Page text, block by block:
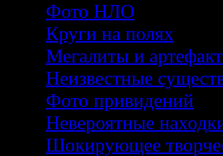
Фото НЛО
Круги на полях
Мегалиты и
Неизвестные
Фото привидений
Невероятные
Шокирующее